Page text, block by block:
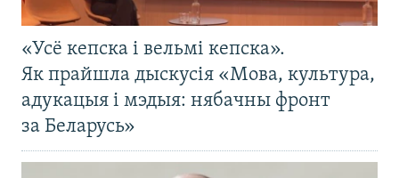
«Усё кепска і вельмі кепска».
Як прайшла дыскусія «Мова, культура,
адукацыя і мэдыя: нябачны фронт
за Беларусь»